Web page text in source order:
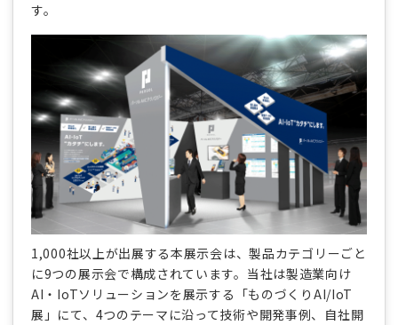
す。
1,000社以上が出展する本展示会は、製品カテゴリーごと
に9つの展示会で構成されています。当社は製造業向け
AI・IoTソリューションを展示する「ものづくりAI/IoT
展」にて、4つのテーマに沿って技術や開発事例、自社開